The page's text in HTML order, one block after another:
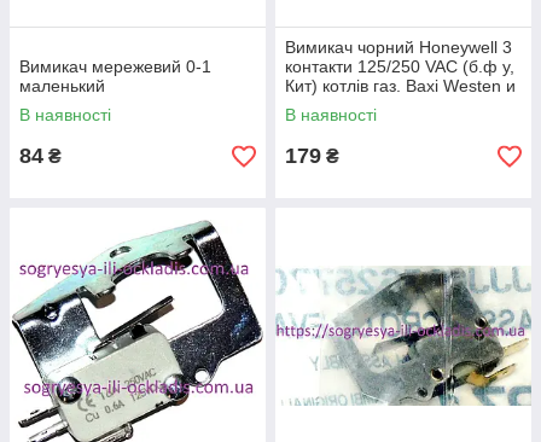
Вимикач мережевий 0-1
маленький
В наявності
84 ₴
Вимикач чорний Honeywell 3
контакти 125/250 VAC (б.ф у,
Кит) котлів газ. Baxi Westen и
др, арт. VI5S05, к.з. 0055
В наявності
179 ₴